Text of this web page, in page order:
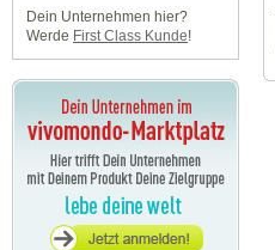
Dein Unternehmen hier?
Werde First Class Kunde!